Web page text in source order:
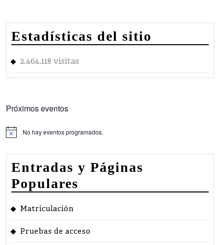
Estadísticas del sitio
2.464.118 visitas
Próximos eventos
Aviso No hay eventos programados.
Entradas y Páginas
Populares
Matriculación
Pruebas de acceso